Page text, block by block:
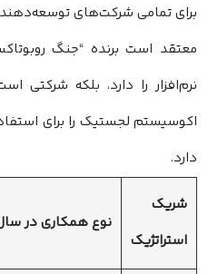
برای تمامی شرکت‌های
معتقد است برنده “جنگ
نرم‌افزار را دارد، بلکه شرکتی
دارد.
شریک
استراتژیک
نوع همکاری در سال